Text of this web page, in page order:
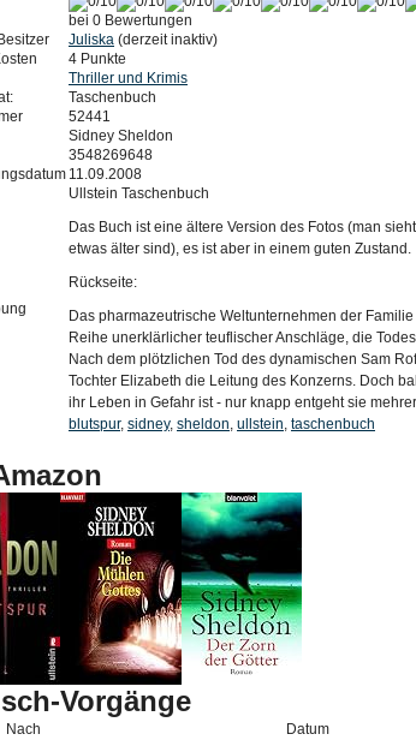
bei 0 Bewertungen
Juliska (derzeit inaktiv)
4 Punkte
Thriller und Krimis
Taschenbuch
52441
Sidney Sheldon
3548269648
11.09.2008
Ullstein Taschenbuch
Das Buch ist eine ältere Version des Fotos (man
etwas älter sind), es ist aber in einem guten Zustand.
Rückseite:
Das pharmazeutrische Weltunternehmen der
Reihe unerklärlicher teuflischer Anschläge, die
Nach dem plötzlichen Tod des dynamischen Sam
Tochter Elizabeth die Leitung des Konzerns. Doch
ihr Leben in Gefahr ist - nur knapp entgeht sie
blutspur, sidney, sheldon, ullstein, taschenbuch
Vorgänge
Nach
Datum